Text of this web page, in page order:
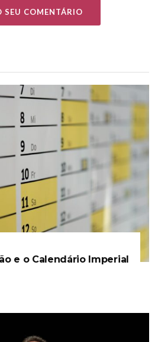
SEU COMENTÁRIO
e o Calendário Imperial